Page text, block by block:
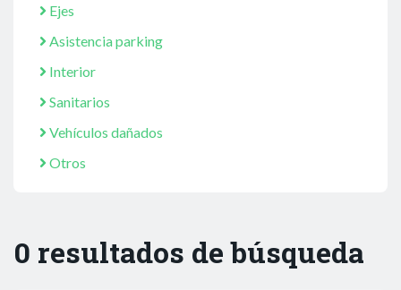
Ejes
Asistencia parking
Interior
Sanitarios
Vehículos dañados
Otros
0 resultados de búsqueda